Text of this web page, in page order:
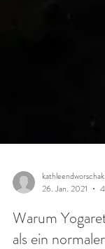
kathleendworschak
26. Jan. 2021